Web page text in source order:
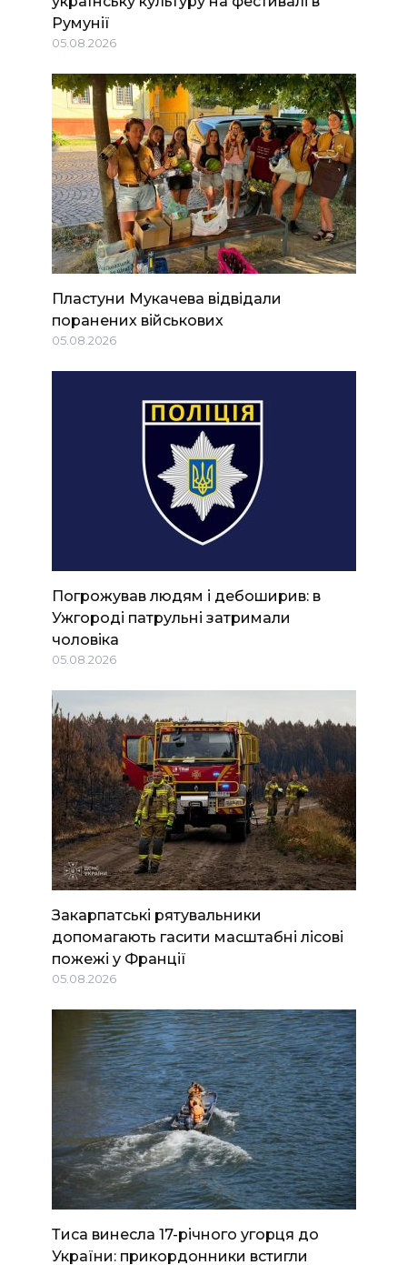
Румунії
05.08.2026
Пластуни Мукачева відвідали
поранених військових
05.08.2026
Погрожував людям і дебоширив: в
Ужгороді патрульні затримали
чоловіка
05.08.2026
Закарпатські рятувальники
допомагають гасити масштабні лісові
пожежі у Франції
05.08.2026
Тиса винесла 17-річного угорця до
України: прикордонники встигли